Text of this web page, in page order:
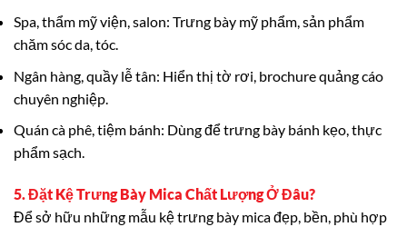
Spa, thẩm mỹ viện, salon: Trưng bày mỹ phẩm, sản phẩm
chăm sóc da, tóc.
Ngân hàng, quầy lễ tân: Hiển thị tờ rơi, brochure quảng cáo
chuyên nghiệp.
Quán cà phê, tiệm bánh: Dùng để trưng bày bánh kẹo, thực
phẩm sạch.
5. Đặt Kệ Trưng Bày Mica Chất Lượng Ở Đâu?
Để sở hữu những mẫu kệ trưng bày mica đẹp, bền, phù hợp